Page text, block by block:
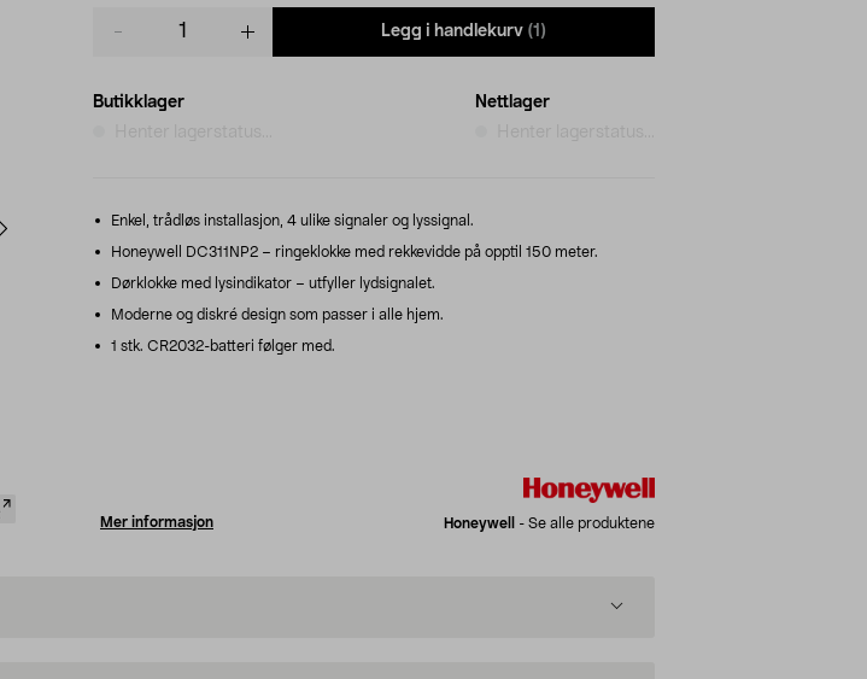
Legg i handlekurv (1)
Butikklager
Nettlager
Enkel, trådløs installasjon, 4 ulike signaler og lyssignal.
Honeywell DC311NP2 – ringeklokke med rekkevidde på opptil 150 meter.
Dørklokke med lysindikator – utfyller lydsignalet.
Moderne og diskré design som passer i alle hjem.
1 stk. CR2032-batteri følger med.
Mer informasjon Honeywell - Se alle produktene